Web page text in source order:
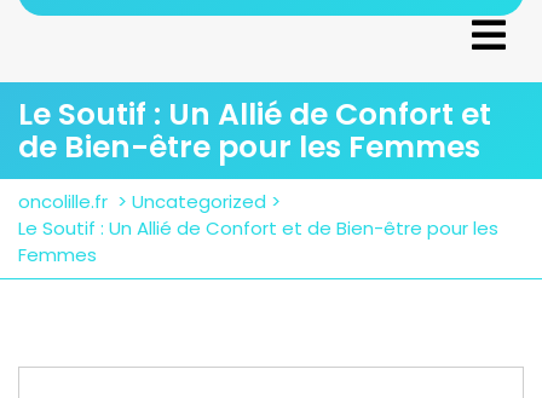
Le Soutif : Un Allié de Confort et
de Bien-être pour les Femmes
oncolille.fr > Uncategorized >
Le Soutif : Un Allié de Confort et de Bien-être pour les
Femmes